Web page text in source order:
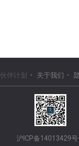
伙伴计划 • 关于我们 •
沪ICP备14013429号